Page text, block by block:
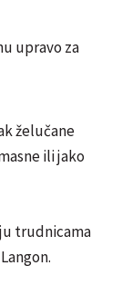
upravo za
želučane
ili jako
trudnicama